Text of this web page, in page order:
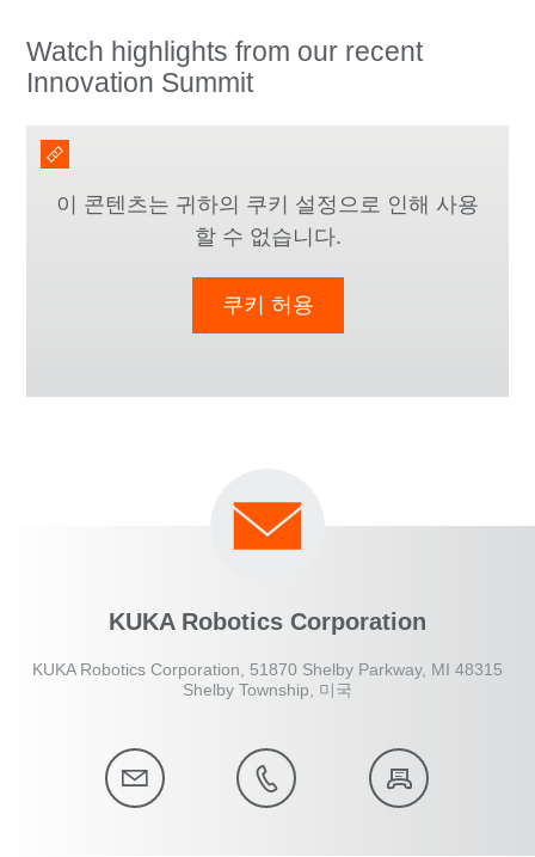
Watch highlights from our recent
Innovation Summit
이 콘텐츠는 귀하의 쿠키 설정으로 인해 사용
할 수 없습니다.
쿠키 허용
KUKA Robotics Corporation
KUKA Robotics Corporation, 51870 Shelby Parkway, MI 48315
Shelby Township, 미국